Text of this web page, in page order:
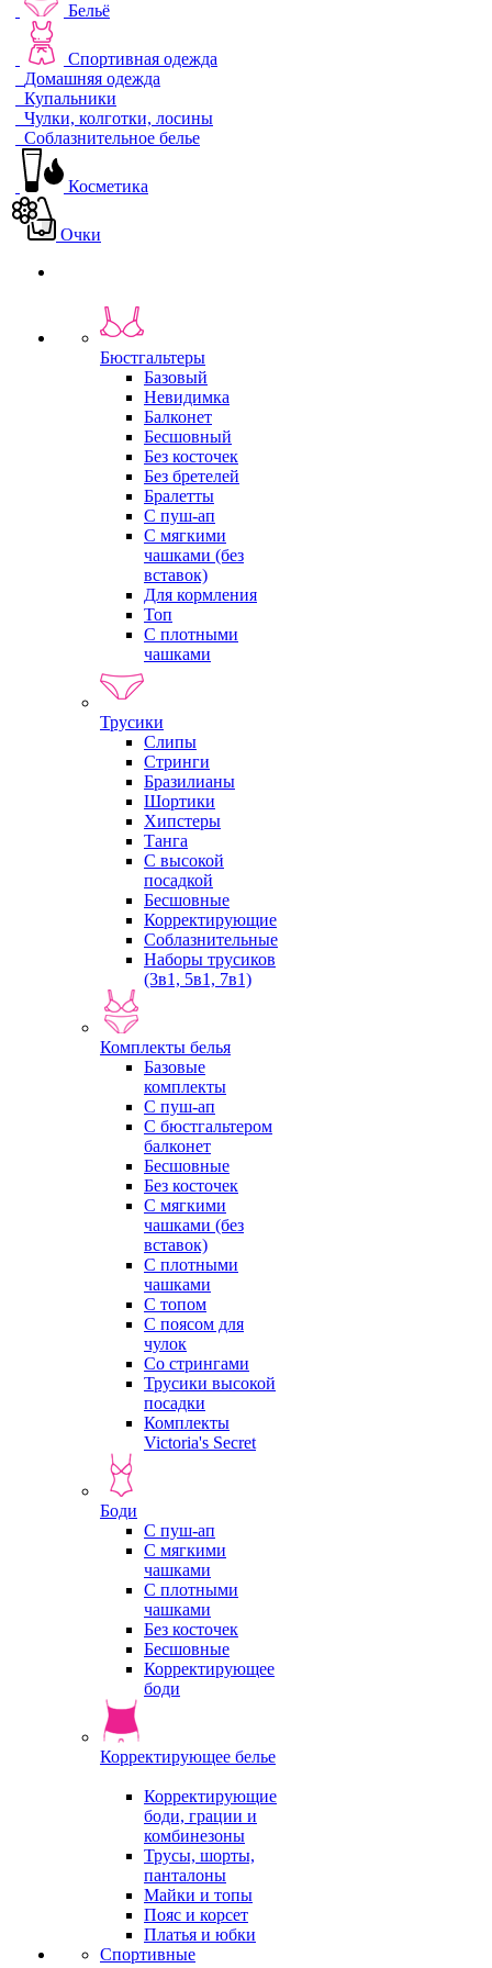
Бельё
Спортивная одежда
Домашняя одежда
Купальники
Чулки, колготки, лосины
Соблазнительное белье
Косметика
Очки
Бюстгальтеры
Базовый
Невидимка
Балконет
Бесшовный
Без косточек
Без бретелей
Бралетты
С пуш-ап
С мягкими
чашками (без
вставок)
Для кормления
Топ
С плотными
чашками
Трусики
Слипы
Стринги
Бразилианы
Шортики
Хипстеры
Танга
С высокой
посадкой
Бесшовные
Корректирующие
Соблазнительные
Наборы трусиков
(3в1, 5в1, 7в1)
Комплекты белья
Базовые
комплекты
С пуш-ап
С бюстгальтером
балконет
Бесшовные
Без косточек
С мягкими
чашками (без
вставок)
С плотными
чашками
С топом
С поясом для
чулок
Со стрингами
Трусики высокой
посадки
Комплекты
Victoria's Secret
Боди
С пуш-ап
С мягкими
чашками
С плотными
чашками
Без косточек
Бесшовные
Корректирующее
боди
Корректирующее белье
Корректирующие
боди, грации и
комбинезоны
Трусы, шорты,
панталоны
Майки и топы
Пояс и корсет
Платья и юбки
Спортивные